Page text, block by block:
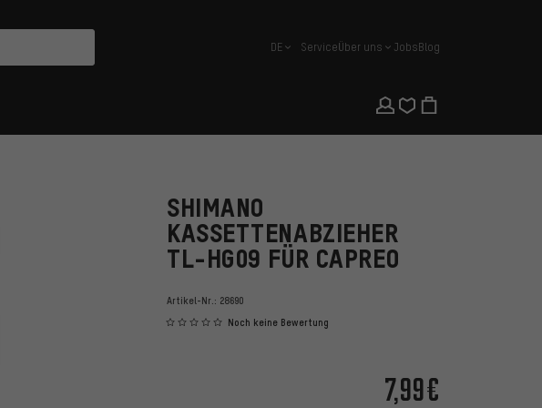
Deutsch
DE ServiceÜber uns JobsBlog
SHIMANO
KASSETTENABZIEHER
TL-HG09 FÜR CAPREO
Artikel-Nr.: 28690
Noch keine Bewertung
7,99€